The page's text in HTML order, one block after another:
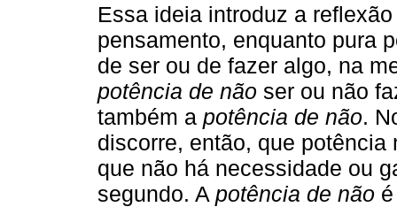
Essa ideia introduz a
pensamento, enquanto pura
de ser ou de fazer algo, na
potência de não ser ou não
também a potência de não.
discorre, então, que
que não há necessidade ou
segundo. A potência de não